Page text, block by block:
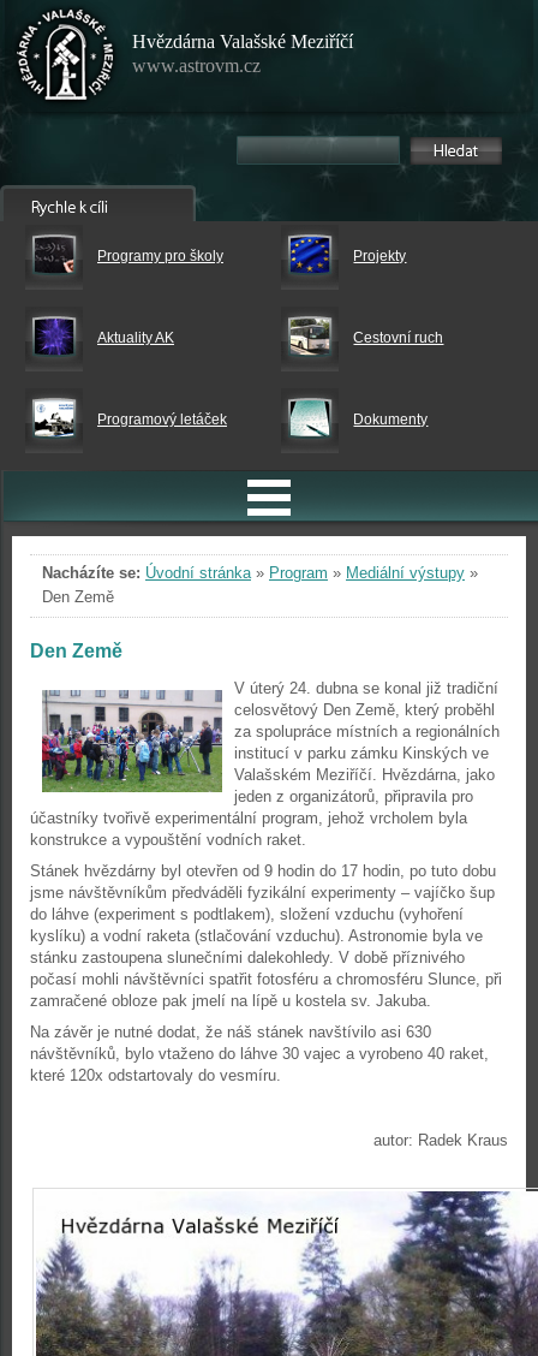
Hvězdárna Valašské Meziříčí
www.astrovm.cz
Programy pro školy Projekty
Aktuality AK Cestovní ruch
Programový letáček Dokumenty
Nacházíte se: Úvodní stránka» Program » Mediální výstupy »
Den Země
Den Země
V úterý 24. dubna se konal již tradiční
celosvětový Den Země, který proběhl
za spolupráce místních a regionálních
institucí v parku zámku Kinských ve
Valašském Meziříčí. Hvězdárna, jako
jeden z organizátorů, připravila pro
účastníky tvořivě experimentální program, jehož vrcholem byla
konstrukce a vypouštění vodních raket.
Stánek hvězdárny byl otevřen od 9 hodin do 17 hodin, po tuto dobu
jsme návštěvníkům předváděli fyzikální experimenty – vajíčko šup
do láhve (experiment s podtlakem), složení vzduchu (vyhoření
kyslíku) a vodní raketa (stlačování vzduchu). Astronomie byla ve
stánku zastoupena slunečními dalekohledy. V době příznivého
počasí mohli návštěvníci spatřit fotosféru a chromosféru Slunce, při
zamračené obloze pak jmelí na lípě u kostela sv. Jakuba.
Na závěr je nutné dodat, že náš stánek navštívilo asi 630
návštěvníků, bylo vtaženo do láhve 30 vajec a vyrobeno 40 raket,
které 120x odstartovaly do vesmíru.
autor: Radek Kraus